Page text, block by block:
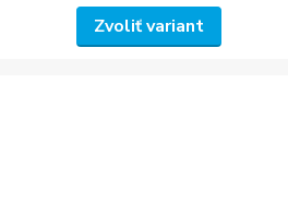
Zvoliť variant